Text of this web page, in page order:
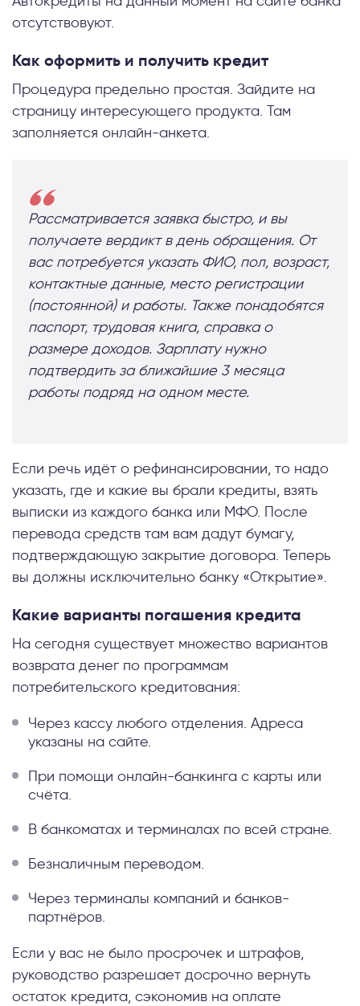
отсутствовуют.
Как оформить и получить кредит
Процедура предельно простая. Зайдите на
страницу интересующего продукта. Там
заполняется онлайн-анкета.
Рассматривается заявка быстро, и вы
получаете вердикт в день обращения. От
вас потребуется указать ФИО, пол, возраст,
контактные данные, место регистрации
(постоянной) и работы. Также понадобятся
паспорт, трудовая книга, справка о
размере доходов. Зарплату нужно
подтвердить за ближайшие 3 месяца
работы подряд на одном месте.
Если речь идёт о рефинансировании, то надо
указать, где и какие вы брали кредиты, взять
выписки из каждого банка или МФО. После
перевода средств там вам дадут бумагу,
подтверждающую закрытие договора. Теперь
вы должны исключительно банку «Открытие».
Какие варианты погашения кредита
На сегодня существует множество вариантов
возврата денег по программам
потребительского кредитования:
Через кассу любого отделения. Адреса
указаны на сайте.
При помощи онлайн-банкинга с карты или
счёта.
В банкоматах и терминалах по всей стране.
Безналичным переводом.
Через терминалы компаний и банков-
партнёров.
Если у вас не было просрочек и штрафов,
руководство разрешает досрочно вернуть
остаток кредита, сэкономив на оплате